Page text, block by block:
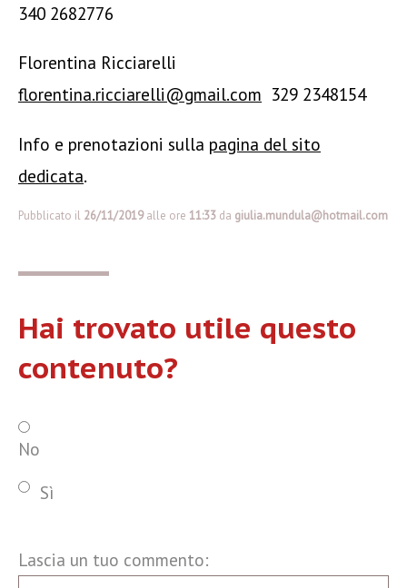
340 2682776
Florentina Ricciarelli
florentina.ricciarelli@gmail.com 329 2348154
Info e prenotazioni sulla pagina del sito
dedicata.
Pubblicato il 26/11/2019 alle ore 11:33 da giulia.mundula@hotmail.com
Hai trovato utile questo
contenuto?
No
Sì
Lascia un tuo commento: